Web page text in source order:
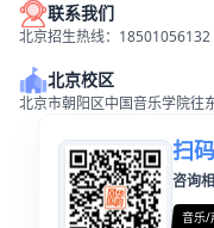
联系我们
北京招生热线：18501056132
北京校区
北京市朝阳区中国音乐学院往
扫
咨询
音乐/